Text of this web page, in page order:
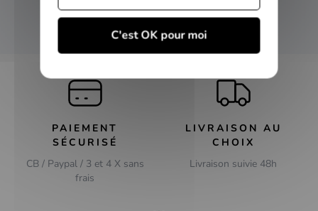
PAIEMENT
SÉCURISÉ
CB / Paypal / 3 et 4 X sans
frais
LIVRAISON AU
CHOIX
Livraison suivie 48h
C'est OK pour moi